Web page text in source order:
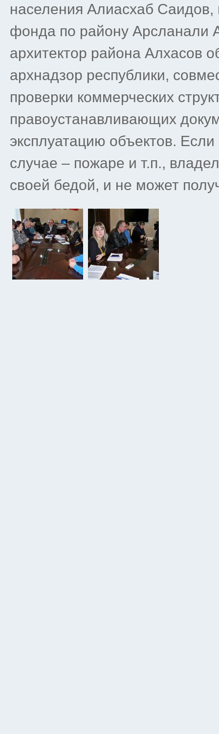
населения Алиасхаб Саидов,
фонда по району Арсланали
архитектор района Алхасов
архнадзор республики,
проверки коммерческих
правоустанавливающих
эксплуатацию объектов.
случае – пожаре и т.п.,
своей бедой, и не может